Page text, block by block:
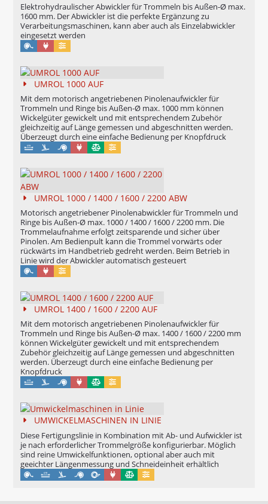
Elektrohydraulischer Abwickler für Trommeln bis Außen-Ø max.
1600 mm. Der Abwickler ist die perfekte Ergänzung zu
Verarbeitungsmaschinen, kann aber auch als Einzelabwickler
eingesetzt werden
Maschinell
Konfigurierbar
UMROL 1000 AUF
Mit dem motorisch angetriebenen Pinolenaufwickler für
Trommeln und Ringe bis Außen-Ø max. 1000 mm können
Wickelgüter gewickelt und mit entsprechendem Zubehör
gleichzeitig auf Länge gemessen und abgeschnitten werden.
Überzeugt durch eine einfache Bedienung per Knopfdruck
Maschinell
Eichung möglich
Konfigurierbar
UMROL 1000 / 1400 / 1600 / 2200 ABW
Motorisch angetriebener Pinolenabwickler für Trommeln und
Ringe bis Außen-Ø max. 1000 / 1400 / 1600 / 2200 mm. Die
Trommelaufnahme erfolgt zeitsparende und sicher über
Pinolen. Am Bedienpult kann die Trommel vorwärts oder
rückwärts im Handbetrieb gedreht werden. Beim Betrieb in
Linie wird der Abwickler automatisch gesteuert
Maschinell
Konfigurierbar
UMROL 1400 / 1600 / 2200 AUF
Mit dem motorisch angetriebenen Pinolenaufwickler für
Trommeln und Ringe bis Außen-Ø max. 1400 / 1600 / 2200 mm
können Wickelgüter gewickelt und mit entsprechendem
Zubehör gleichzeitig auf Länge gemessen und abgeschnitten
werden. Überzeugt durch eine einfache Bedienung per
Knopfdruck
Maschinell
Eichung möglich
Konfigurierbar
UMWICKELMASCHINEN IN LINIE
Diese Fertigungslinie in Kombination mit Ab- und Aufwickler ist
je nach erforderlicher Trommelgröße konfigurierbar. Möglich
sind reine Umwickelfunktionen, optional aber auch mit
geeichter Längenmessung und Schneideinheit erhältlich
Maschinell
Eichung möglich
Konfigurierbar